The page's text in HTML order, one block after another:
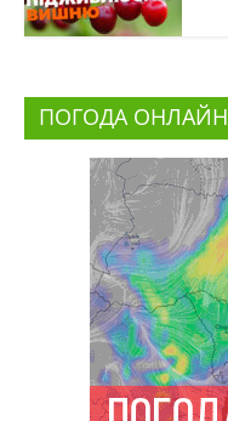
ПОГОДА ОНЛАЙН